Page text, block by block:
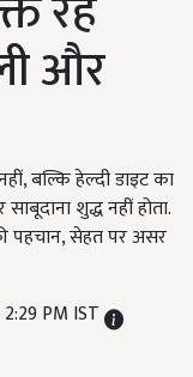
और
बल्कि हेल्दी डाइट का
शुद्ध नहीं होता.
पहचान, सेहत पर असर
PM IST